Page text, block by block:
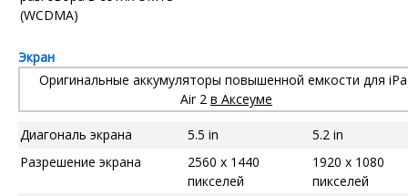
(WCDMA)
Экран
Оригинальные аккумуляторы повышенной емкости для
Air 2 в Аксеуме
Диагональ экрана 5.5 in
5.2 in
Разрешение экрана
2560 x 1440
пикселей
1920 x 1080
пикселей